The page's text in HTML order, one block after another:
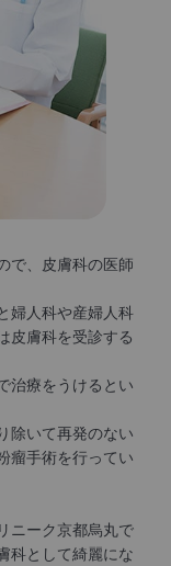
で、皮膚科の医師
婦人科や産婦人科
皮膚科を受診する
治療をうけるとい
除いて再発のない
瘤手術を行ってい
ニーク京都烏丸で
科として綺麗にな